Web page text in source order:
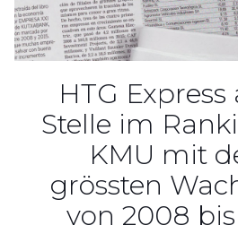
HTG Express
Stelle im
KMU mit
grössten
von 2008 bis